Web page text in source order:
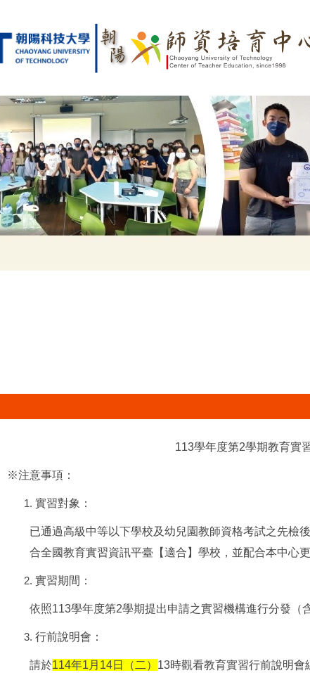
113學年度第2學期教育實
※注意事項：
實習對象：
已通過高級中等以下學校及幼兒園教師資格考試之先檢
合全國教育實習資訊平臺【適合】學校，並配合本中心
實習期間：
依照113學年度第2學期提出申請之實習機構進行分發（
行前說明會：
請於114年1月14日（二） 13時觀看教育實習行前說明會